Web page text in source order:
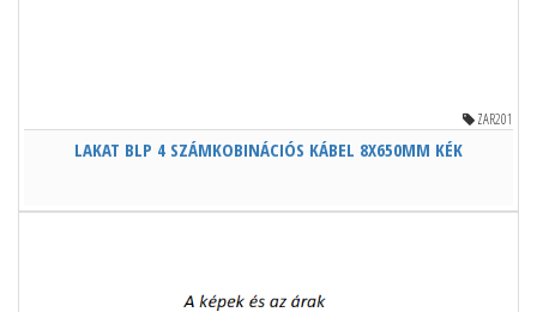
ZAR201
LAKAT BLP 4 SZÁMKOBINÁCIÓS KÁBEL 8X650MM KÉK